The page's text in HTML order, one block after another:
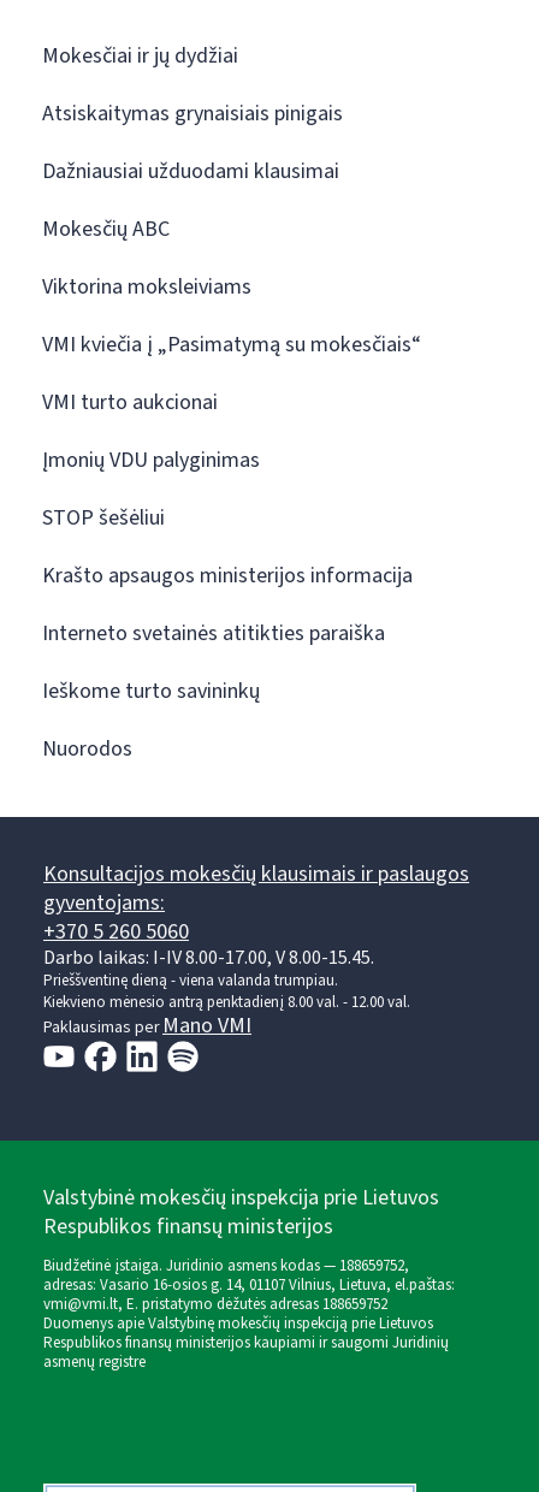
Mokesčiai ir jų dydžiai
Atsiskaitymas grynaisiais pinigais
Dažniausiai užduodami klausimai
Mokesčių ABC
Viktorina moksleiviams
VMI kviečia į „Pasimatymą su mokesčiais“
VMI turto aukcionai
Įmonių VDU palyginimas
STOP šešėliui
Krašto apsaugos ministerijos informacija
Interneto svetainės atitikties paraiška
Ieškome turto savininkų
Nuorodos
Konsultacijos mokesčių klausimais ir paslaugos
gyventojams:
+370 5 260 5060
Darbo laikas: I-IV 8.00-17.00, V 8.00-15.45.
Prieššventinę dieną - viena valanda trumpiau.
Kiekvieno mėnesio antrą penktadienį 8.00 val. - 12.00 val.
Paklausimas per Mano VMI
Valstybinė mokesčių inspekcija prie Lietuvos
Respublikos finansų ministerijos
Biudžetinė įstaiga. Juridinio asmens kodas — 188659752,
adresas: Vasario 16-osios g. 14, 01107 Vilnius, Lietuva, el.paštas:
vmi@vmi.lt, E. pristatymo dėžutės adresas 188659752
Duomenys apie Valstybinę mokesčių inspekciją prie Lietuvos
Respublikos finansų ministerijos kaupiami ir saugomi Juridinių
asmenų registre